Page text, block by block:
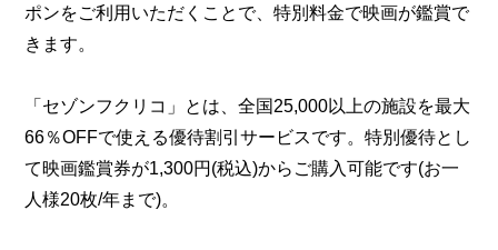
ポンをご利用いただくことで、特別料金で映画が鑑賞で
きます。
「セゾンフクリコ」とは、全国25,000以上の施設を最大
66％OFFで使える優待割引サービスです。特別優待とし
て映画鑑賞券が1,300円(税込)からご購入可能です(お一
人様20枚/年まで)。